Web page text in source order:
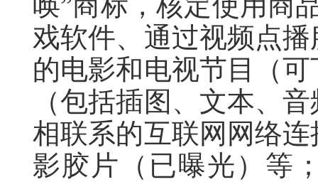
戏软件、通过视频点
的电影和电视节目（
（包括插图、文本、
相联系的互联网网络
影胶片（已曝光）等